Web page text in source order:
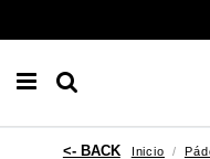
Inicio